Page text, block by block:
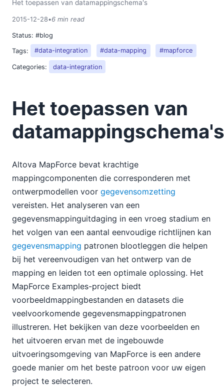
Het toepassen van datamappingschema's
2015-12-28•6 min read
Status: #blog
Tags:
#data-integration #data-mapping #mapforce
Categories: data-integration
Het toepassen van
datamappingschema's
Altova MapForce bevat krachtige
mappingcomponenten die corresponderen met
ontwerpmodellen voor gegevensomzetting
vereisten. Het analyseren van een
gegevensmappinguitdaging in een vroeg stadium en
het volgen van een aantal eenvoudige richtlijnen kan
gegevensmapping patronen blootleggen die helpen
bij het vereenvoudigen van het ontwerp van de
mapping en leiden tot een optimale oplossing. Het
MapForce Examples-project biedt
voorbeeldmappingbestanden en datasets die
veelvoorkomende gegevensmappingpatronen
illustreren. Het bekijken van deze voorbeelden en
het uitvoeren ervan met de ingebouwde
uitvoeringsomgeving van MapForce is een andere
goede manier om het beste patroon voor uw eigen
project te selecteren.